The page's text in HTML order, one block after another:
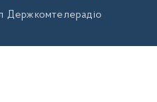
Держкомтелерадіо